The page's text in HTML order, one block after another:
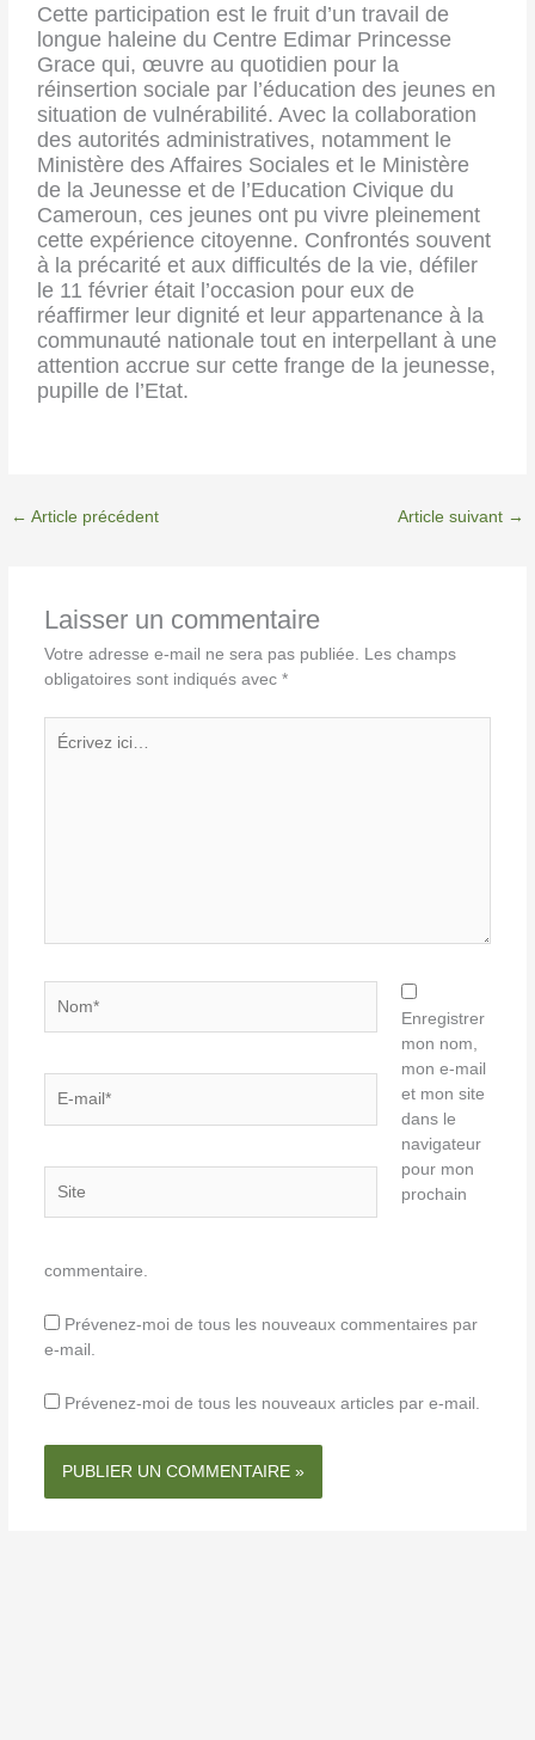
Cette participation est le fruit d’un travail de
longue haleine du Centre Edimar Princesse
Grace qui, œuvre au quotidien pour la
réinsertion sociale par l’éducation des jeunes en
situation de vulnérabilité. Avec la collaboration
des autorités administratives, notamment le
Ministère des Affaires Sociales et le Ministère
de la Jeunesse et de l’Education Civique du
Cameroun, ces jeunes ont pu vivre pleinement
cette expérience citoyenne. Confrontés souvent
à la précarité et aux difficultés de la vie, défiler
le 11 février était l’occasion pour eux de
réaffirmer leur dignité et leur appartenance à la
communauté nationale tout en interpellant à une
attention accrue sur cette frange de la jeunesse,
pupille de l’Etat.
← Article précédent Article suivant →
Laisser un commentaire
Votre adresse e-mail ne sera pas publiée. Les champs
obligatoires sont indiqués avec *
ici…
mail*
Enregistrer
mon nom,
mon e-mail
et mon site
dans le
navigateur
pour mon
prochain
commentaire.
Prévenez-moi de tous les nouveaux commentaires par
e-mail.
Prévenez-moi de tous les nouveaux articles par e-mail.